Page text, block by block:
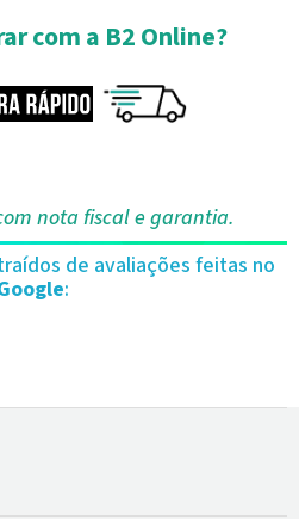
com a B2 Online?
nota fiscal e garantia.
de avaliações feitas no
: